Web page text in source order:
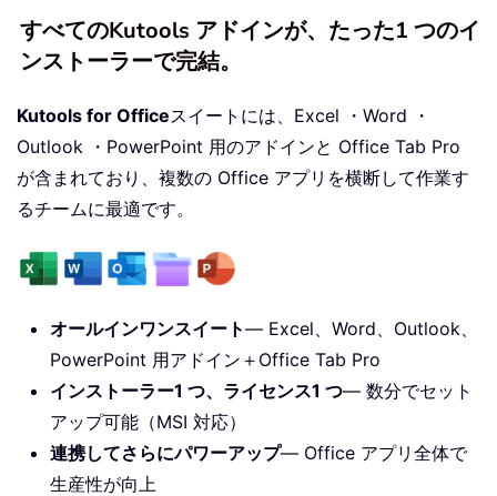
すべてのKutools アドインが、たった1 つのイ
ンストーラーで完結。
Kutools for Officeスイートには、Excel ・Word ・
Outlook ・PowerPoint 用のアドインと Office Tab Pro
が含まれており、複数の Office アプリを横断して作業す
るチームに最適です。
オールインワンスイート— Excel、Word、Outlook、
PowerPoint 用アドイン＋Office Tab Pro
インストーラー1 つ、ライセンス1 つ— 数分でセット
アップ可能（MSI 対応）
連携してさらにパワーアップ— Office アプリ全体で
生産性が向上